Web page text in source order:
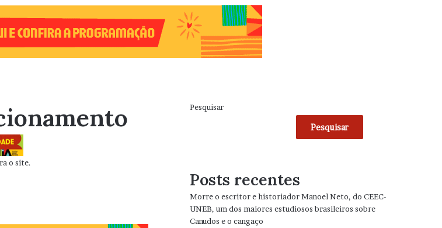
o site.
Pesquisar
Pesquisar
Posts recentes
Morre o escritor e historiador Manoel Neto, do CEEC-
UNEB, um dos maiores estudiosos brasileiros sobre
Canudos e o cangaço